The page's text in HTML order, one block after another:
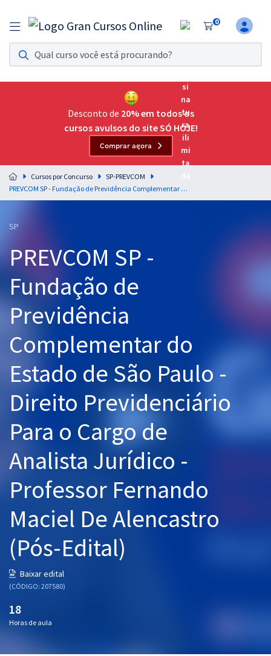
0
Assinatura Ilimitada 11
Acesso a todos os cursos. Teste grátis por 7 dias!
Assinatura OAB Até Passar
Acesso ilimitado a toda preparação para o Exame da
Residências Multiprofissionais
Preparação completa e intensiva para as principais
residências em saúde do Brasil
Cursos 20% OFF
Pós
Graduação
OAB
Questões grátis
Aprovados
Desconto de 20% em todos os
cursos avulsos do site SÓ HOJE!
Comprar agora
Cursos por Concurso
SP-PREVCOM
PREVCOM SP - Fundação de Previdência Complementar do Estado de São Paulo - Direito Previdenciário Para o Cargo de Analista Jurídico - Professor Fernando Maciel De Alencastro (Pós-Edital)
SP
PREVCOM SP -
Fundação de
Previdência
Complementar do
Estado de São Paulo -
Direito Previdenciário
Para o Cargo de
Analista Jurídico -
Professor Fernando
Maciel De Alencastro
(Pós-Edital)
Baixar edital
(CÓDIGO: 207580)
18
Horas de aula